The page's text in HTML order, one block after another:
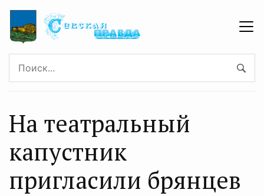
На театральный
капустник
пригласили брянцев